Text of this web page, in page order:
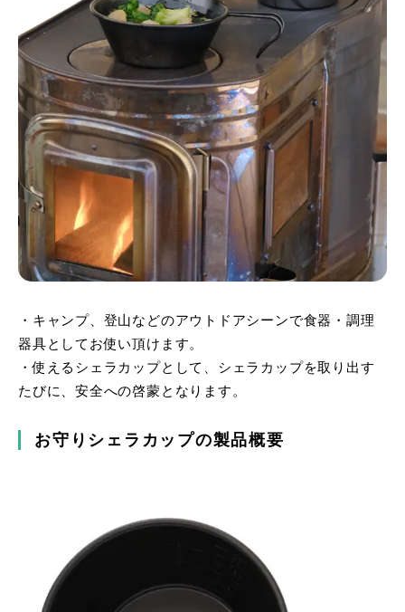
・キャンプ、登山などのアウトドアシーンで食器・調理
器具としてお使い頂けます。
・使えるシェラカップとして、シェラカップを取り出す
たびに、安全への啓蒙となります。
お守りシェラカップの製品概要